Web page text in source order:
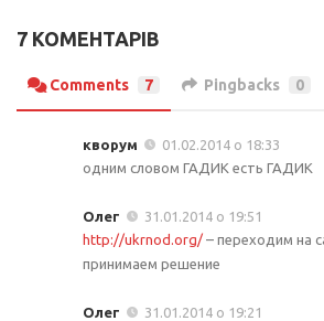
7 КОМЕНТАРІВ
Comments 7 Pingbacks 0
кворум
01.02.2014 о 18:33
одним словом ГАДИК есть ГАДИК
Олег
31.01.2014 о 19:51
http://ukrnod.org/ – переходим на
принимаем решение
Олег
31.01.2014 о 19:21